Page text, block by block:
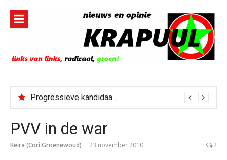
inhoud
Progressieve kandidaat El-Sayed senaatskandidaat Michigan
PVV in de war
Keira (Cori Groenewoud) 23 november 2010 2